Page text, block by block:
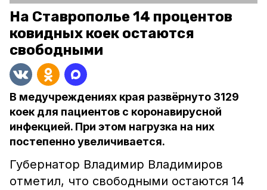
На Ставрополье 14 процентов
ковидных коек остаются
свободными
В медучреждениях края развёрнуто 3129
коек для пациентов с коронавирусной
инфекцией. При этом нагрузка на них
постепенно увеличивается.
Губернатор Владимир Владимиров
отметил, что свободными остаются 14